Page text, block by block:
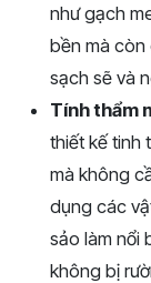
như gạch
bền mà còn
sạch sẽ và
Tính thẩm
thiết kế tinh
mà không
dụng các
sảo làm nổi
không bị